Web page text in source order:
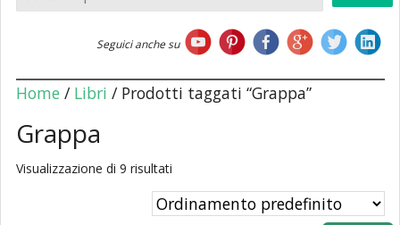
Home
Chi siamo
Libri
Seguici anche su
Home/ Libri / Prodotti taggati “Grappa”
Grappa
Visualizzazione di 9 risultati